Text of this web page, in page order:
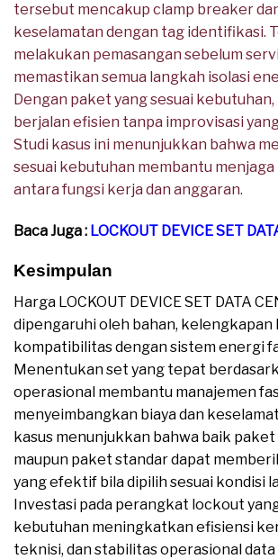
tersebut mencakup clamp breaker
keselamatan dengan tag identifikasi.
melakukan pemasangan sebelum
memastikan semua langkah isolasi
Dengan paket yang sesuai
berjalan efisien tanpa improvisasi
Studi kasus ini menunjukkan bahwa
sesuai kebutuhan membantu
antara fungsi kerja dan anggaran.
Baca Juga : LOCKOUT DEVICE SET
Kesimpulan
Harga LOCKOUT DEVICE SET DATA
dipengaruhi oleh bahan, kelengkapan
kompatibilitas dengan sistem energi
Menentukan set yang tepat
operasional membantu manajemen
menyeimbangkan biaya dan
kasus menunjukkan bahwa baik
maupun paket standar dapat
yang efektif bila dipilih sesuai kondisi
Investasi pada perangkat lockout
kebutuhan meningkatkan efisiensi
teknisi, dan stabilitas operasional